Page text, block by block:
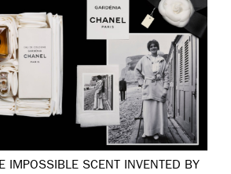
IMPOSSIBLE SCENT INVENTED BY